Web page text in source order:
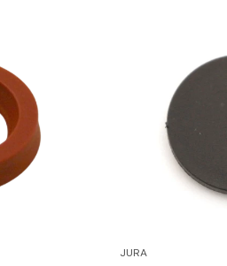
JURA